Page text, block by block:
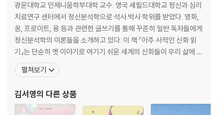
02. 약함에서 강함으로 : 죽음에서 삶으로 나아가는 여정
학 무늬 항아리: 내 죽음을 애도하기 · 이상한 질문: 문을 여는 주문 · 심계
항진: 발작의 의미 · 질식: 만반의 준비 · 새 옷과 새 신발: 신화적 인물들 ·
굶은 동물들: 내가 돌보는 동물들 · 헬렌 미렌: 입학과 교육 · 물리치료사:
현재로의 귀환 · 강제 종료: 새로운 시작 · 할아버지의 음식: 홀로서기 · 과
일가게: 어른들이 지켜주는 세상 · 세 개의 시계: 과거, 현재, 미래
03. 닫힘에서 열림으로 : 공간의 변화를 따라가는 여정
출구가 막힌 엘리베이터: 자발적 감금 · 부서진 문: 익숙한 감금 · 답답한 학
광운대학교 인제니움학부대학 교수. 영국 셰필드대학교 정신과 심리
치료연구 센터에서 정신분석학으로 석사.박사 학위를 받았다. 영화,
꿈, 프로이트, 융 등과 관련한 글쓰기를 통해 꾸준히 일반 독자들에게
정신분석학의 이론들을 소개하고 있다. 이 책 『아주 사적인 신화 읽
기』는 단순히 옛 이야기로 여기기 쉬운 세계의 신화들이 우리 삶에 어
떤 의미를 지닐 수 있는지, 우리 마음을 어떻게 보듬을 수 있는지를 정
신분석학과 분석심리학적 관점에서 풀어내고 있다. 오래된 신전 속
되어줄 것이다. 지은 책으로 『영화로 읽는 정신분석
펼쳐보기
김서영의 다른 상품